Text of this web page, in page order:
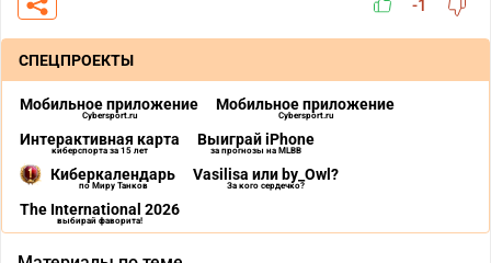
-1
СПЕЦПРОЕКТЫ
Мобильное приложение
Cybersport.ru
Мобильное приложение
Cybersport.ru
Интерактивная карта
киберспорта за 15 лет
Выиграй iPhone
за прогнозы на MLBB
Киберкалендарь
по Миру Танков
Vasilisa или by_Owl?
За кого сердечко?
The International 2026
выбирай фаворита!